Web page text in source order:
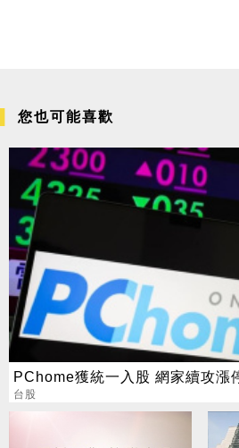
您也可能喜歡
PChome獲統一入股 網家續攻漲
台股